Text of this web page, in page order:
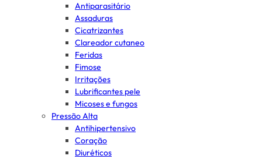
Antiparasitário
Assaduras
Cicatrizantes
Clareador cutaneo
Feridas
Fimose
Irritações
Lubrificantes pele
Micoses e fungos
Pressão Alta
Antihipertensivo
Coração
Diuréticos